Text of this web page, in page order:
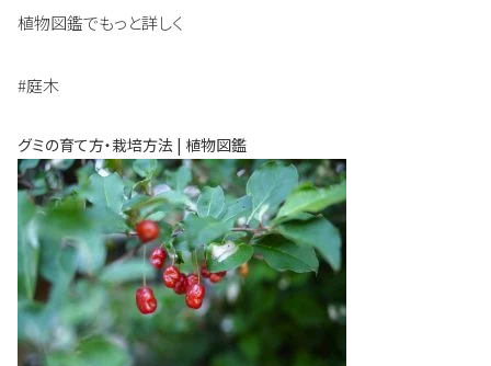
植物図鑑でもっと詳しく
#庭木
グミの育て方・栽培方法 | 植物図鑑